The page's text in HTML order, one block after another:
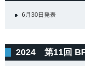
6月30日発表
2024 第11回